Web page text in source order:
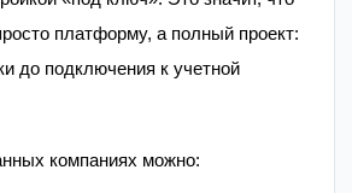
платформу, а полный проект:
до подключения к учетной
компаниях можно: